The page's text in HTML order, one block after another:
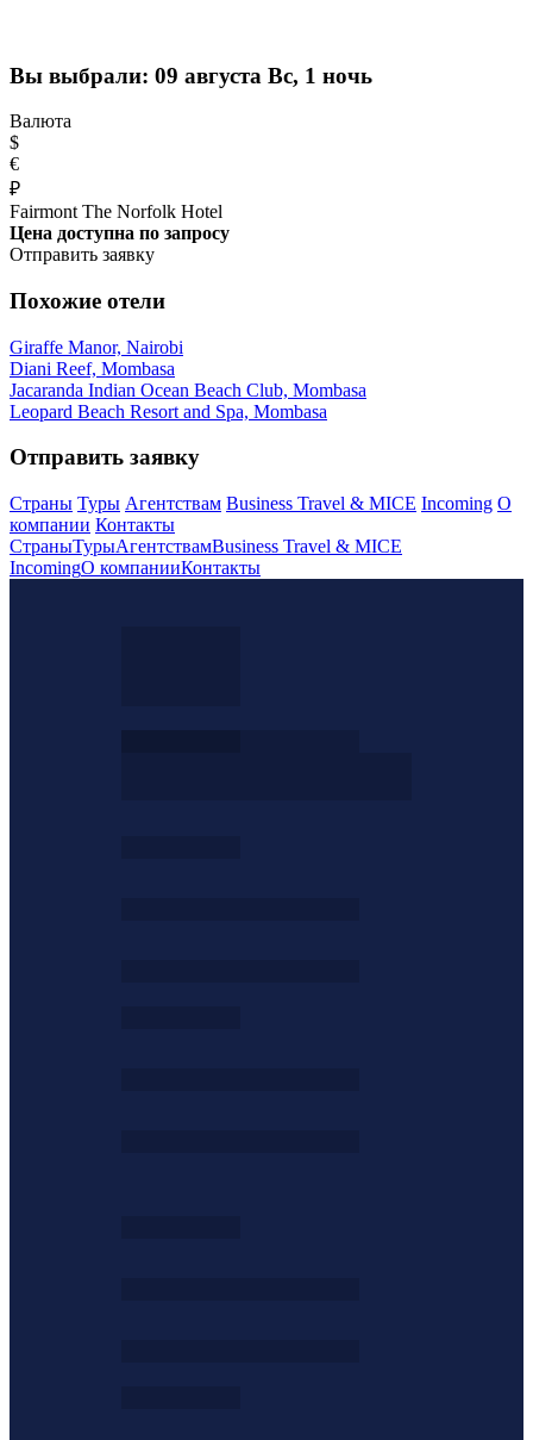
Вы выбрали: 09 августа Вс, 1 ночь
Валюта
$
€
₽
Fairmont The Norfolk Hotel
Цена доступна по запросу
Отправить заявку
Похожие отели
Giraffe Manor, Nairobi
Diani Reef, Mombasa
Jacaranda Indian Ocean Beach Club, Mombasa
Leopard Beach Resort and Spa, Mombasa
Отправить заявку
Страны Туры Агентствам Business Travel & MICE Incoming О
компании Контакты
СтраныТурыАгентствамBusiness Travel & MICE
IncomingО компанииКонтакты